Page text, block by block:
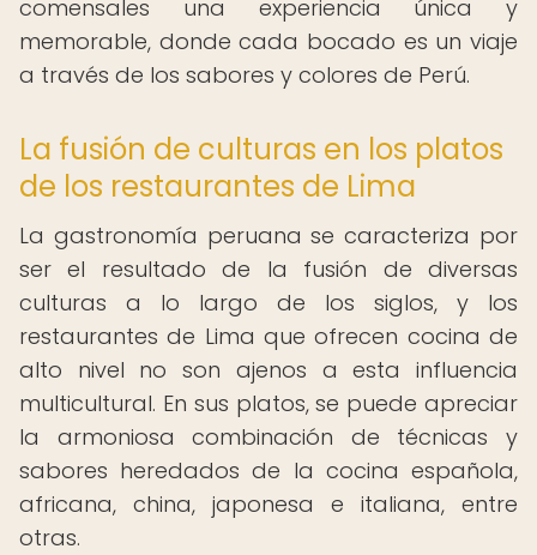
comensales una experiencia única y
memorable, donde cada bocado es un viaje
a través de los sabores y colores de Perú.
La fusión de culturas en los platos
de los restaurantes de Lima
La gastronomía peruana se caracteriza por
ser el resultado de la fusión de diversas
culturas a lo largo de los siglos, y los
restaurantes de Lima que ofrecen cocina de
alto nivel no son ajenos a esta influencia
multicultural. En sus platos, se puede apreciar
la armoniosa combinación de técnicas y
sabores heredados de la cocina española,
africana, china, japonesa e italiana, entre
otras.